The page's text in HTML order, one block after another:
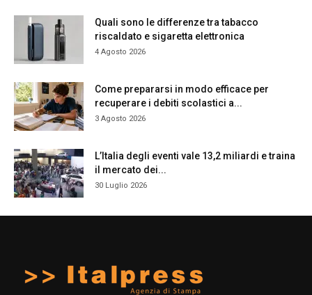
Quali sono le differenze tra tabacco
riscaldato e sigaretta elettronica
4 Agosto 2026
Come prepararsi in modo efficace per
recuperare i debiti scolastici a...
3 Agosto 2026
L’Italia degli eventi vale 13,2 miliardi e traina
il mercato dei...
30 Luglio 2026